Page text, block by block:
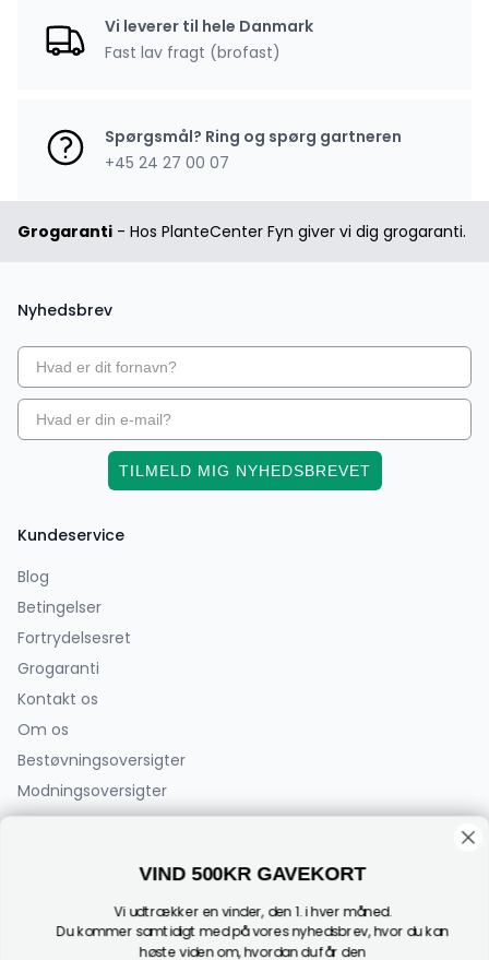
Vi leverer til hele Danmark
Fast lav fragt (brofast)
Spørgsmål? Ring og spørg gartneren
+45 24 27 00 07
Grogaranti - Hos PlanteCenter Fyn giver vi dig grogaranti.
Kundeservice
Blog
Betingelser
Fortrydelsesret
Grogaranti
Kontakt os
Om os
Bestøvningsoversigter
Modningsoversigter
(Der sælges ikke planter fra adressen)
Nyhedsbrev
TILMELD MIG NYHEDSBREVET
VIND 500KR GAVEKORT
Vi udtrækker en vinder, den 1. i hver måned.
Du kommer samtidigt med på vores nyhedsbrev, hvor du kan
høste viden om, hvordan du får den